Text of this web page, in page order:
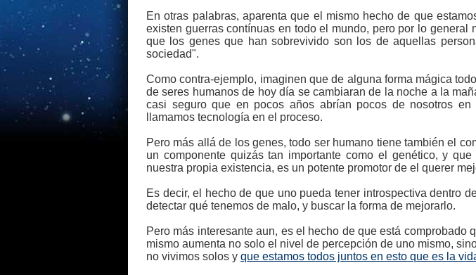
En otras palabras, aparenta que el mismo hecho de que
existen guerras contínuas en todo el mundo, pero por lo
que los genes que han sobrevivido son los de aquellas
sociedad".
Como contra-ejemplo, imaginen que de alguna forma mágica
de seres humanos de hoy día se cambiaran de la noche a la
casi seguro que en pocos años abrían pocos de nosotros
llamamos tecnología en el proceso.
Pero más allá de los genes, todo ser humano tiene también el
un componente quizás tan importante como el genético, y
nuestra propia existencia, es un potente promotor de el querer
Es decir, el hecho de que uno pueda tener introspectiva dentro
detectar qué tenemos de malo, y buscar la forma de mejorarlo.
Pero más interesante aun, es el hecho de que está
mismo aumenta no solo el nivel de percepción de uno mismo,
no vivimos solos y que estamos todos juntos en esto que es la